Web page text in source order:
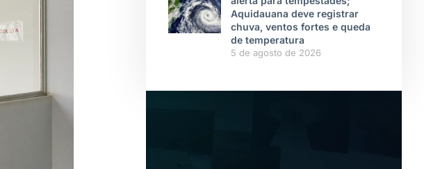
Aquidauana deve registrar
chuva, ventos fortes e queda
de temperatura
5 de agosto de 2026